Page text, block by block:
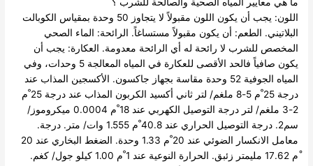
اللون: يجب أن يكون اللون مقبولاً لا يتجاوز 50 وحدة بمقياس الكوبالت
البلاتيني. الطعم: أن يكون مقبولاً مستساغاً. الرائحة: الماء الصحي
المخصص للشرب لا رائحة له أي الرائحة معدومة. العكارة: يجب أن
يكون صافياً فالحد الأقصى للعكارة في المياه المعالجة 5 وحدات، وفي
المياه الجوفية 52 وحدة مقاسة بجهاز جاكسون.
الأكسجين المذاب عند
درجة 25 ْم 5-8 ملغم/ لتر ثاني أكسيد الكربون المذاب عند درجة 25 ْم
2-3 ملغم/ لتر درجة التوصيل الكهربي عند 18 ْم 0.0004 ميكروموز/
سم2.
درجة التوصيل الحراري عند 40.8 ْم 1.555 وات/ متر. درجة.
معامل الانكسار الضوئي عند 20 ْم 1.33 وحدة. الضغط البخاري عند 20
ْم 17.62 مليمتر زئبق. الحرارة النوعية عند 1 ْم 1.00 كيلو جول/ كغم.